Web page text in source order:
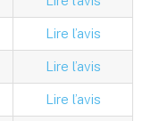
Lire l’avis
Lire l’avis
Lire l’avis